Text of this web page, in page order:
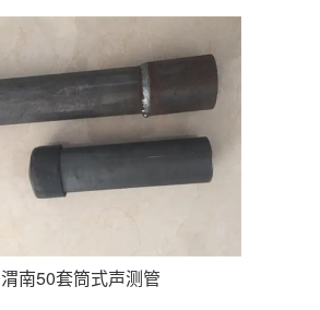
渭南50套筒式声测管